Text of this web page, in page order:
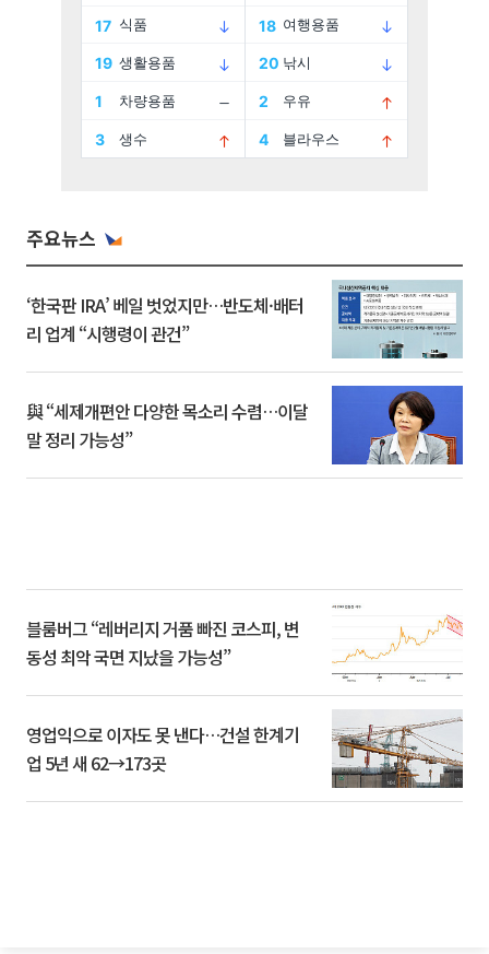
주요뉴스
‘한국판 IRA’ 베일 벗었지만…반도체·배터
리 업계 “시행령이 관건”
與 “세제개편안 다양한 목소리 수렴…이달
말 정리 가능성”
블룸버그 “레버리지 거품 빠진 코스피, 변
동성 최악 국면 지났을 가능성”
영업익으로 이자도 못 낸다…건설 한계기
업 5년 새 62→173곳